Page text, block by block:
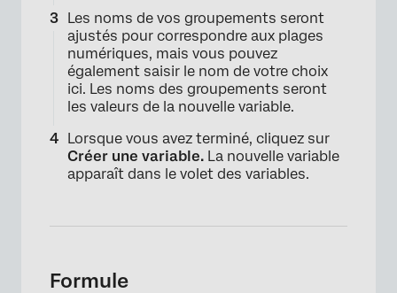
Les noms de vos groupements seront
ajustés pour correspondre aux plages
numériques, mais vous pouvez
également saisir le nom de votre choix
ici. Les noms des groupements seront
les valeurs de la nouvelle variable.
Lorsque vous avez terminé, cliquez sur
Créer une variable. La nouvelle variable
apparaît dans le volet des variables.
Formule